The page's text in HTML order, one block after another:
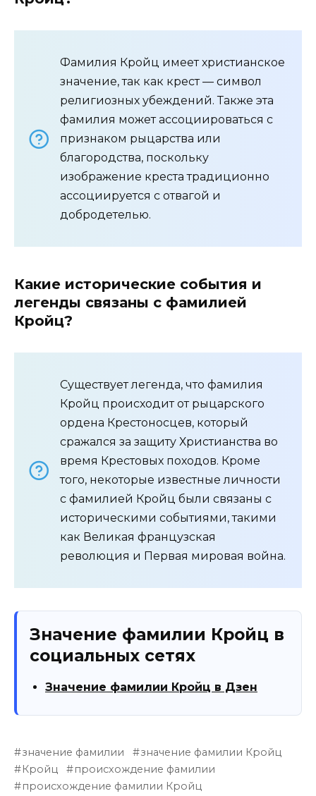
Фамилия Кройц имеет христианское
значение, так как крест — символ
религиозных убеждений. Также эта
фамилия может ассоциироваться с
признаком рыцарства или
благородства, поскольку
изображение креста традиционно
ассоциируется с отвагой и
добродетелью.
Какие исторические события и
легенды связаны с фамилией
Кройц?
Существует легенда, что фамилия
Кройц происходит от рыцарского
ордена Крестоносцев, который
сражался за защиту Христианства во
время Крестовых походов. Кроме
того, некоторые известные личности
с фамилией Кройц были связаны с
историческими событиями, такими
как Великая французская
революция и Первая мировая война.
Значение фамилии Кройц в
социальных сетях
Значение фамилии Кройц в Дзен
значение фамилии
значение фамилии Кройц
Кройц
происхождение фамилии
происхождение фамилии Кройц